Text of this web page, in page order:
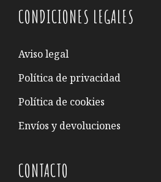
CONDICIONES LEGALES
Aviso legal
Política de privacidad
Política de cookies
Envíos y devoluciones
CONTACTO